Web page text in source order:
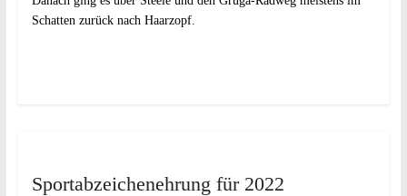
Schatten zurück nach Haarzopf.
Sportabzeichenehrung für 2022